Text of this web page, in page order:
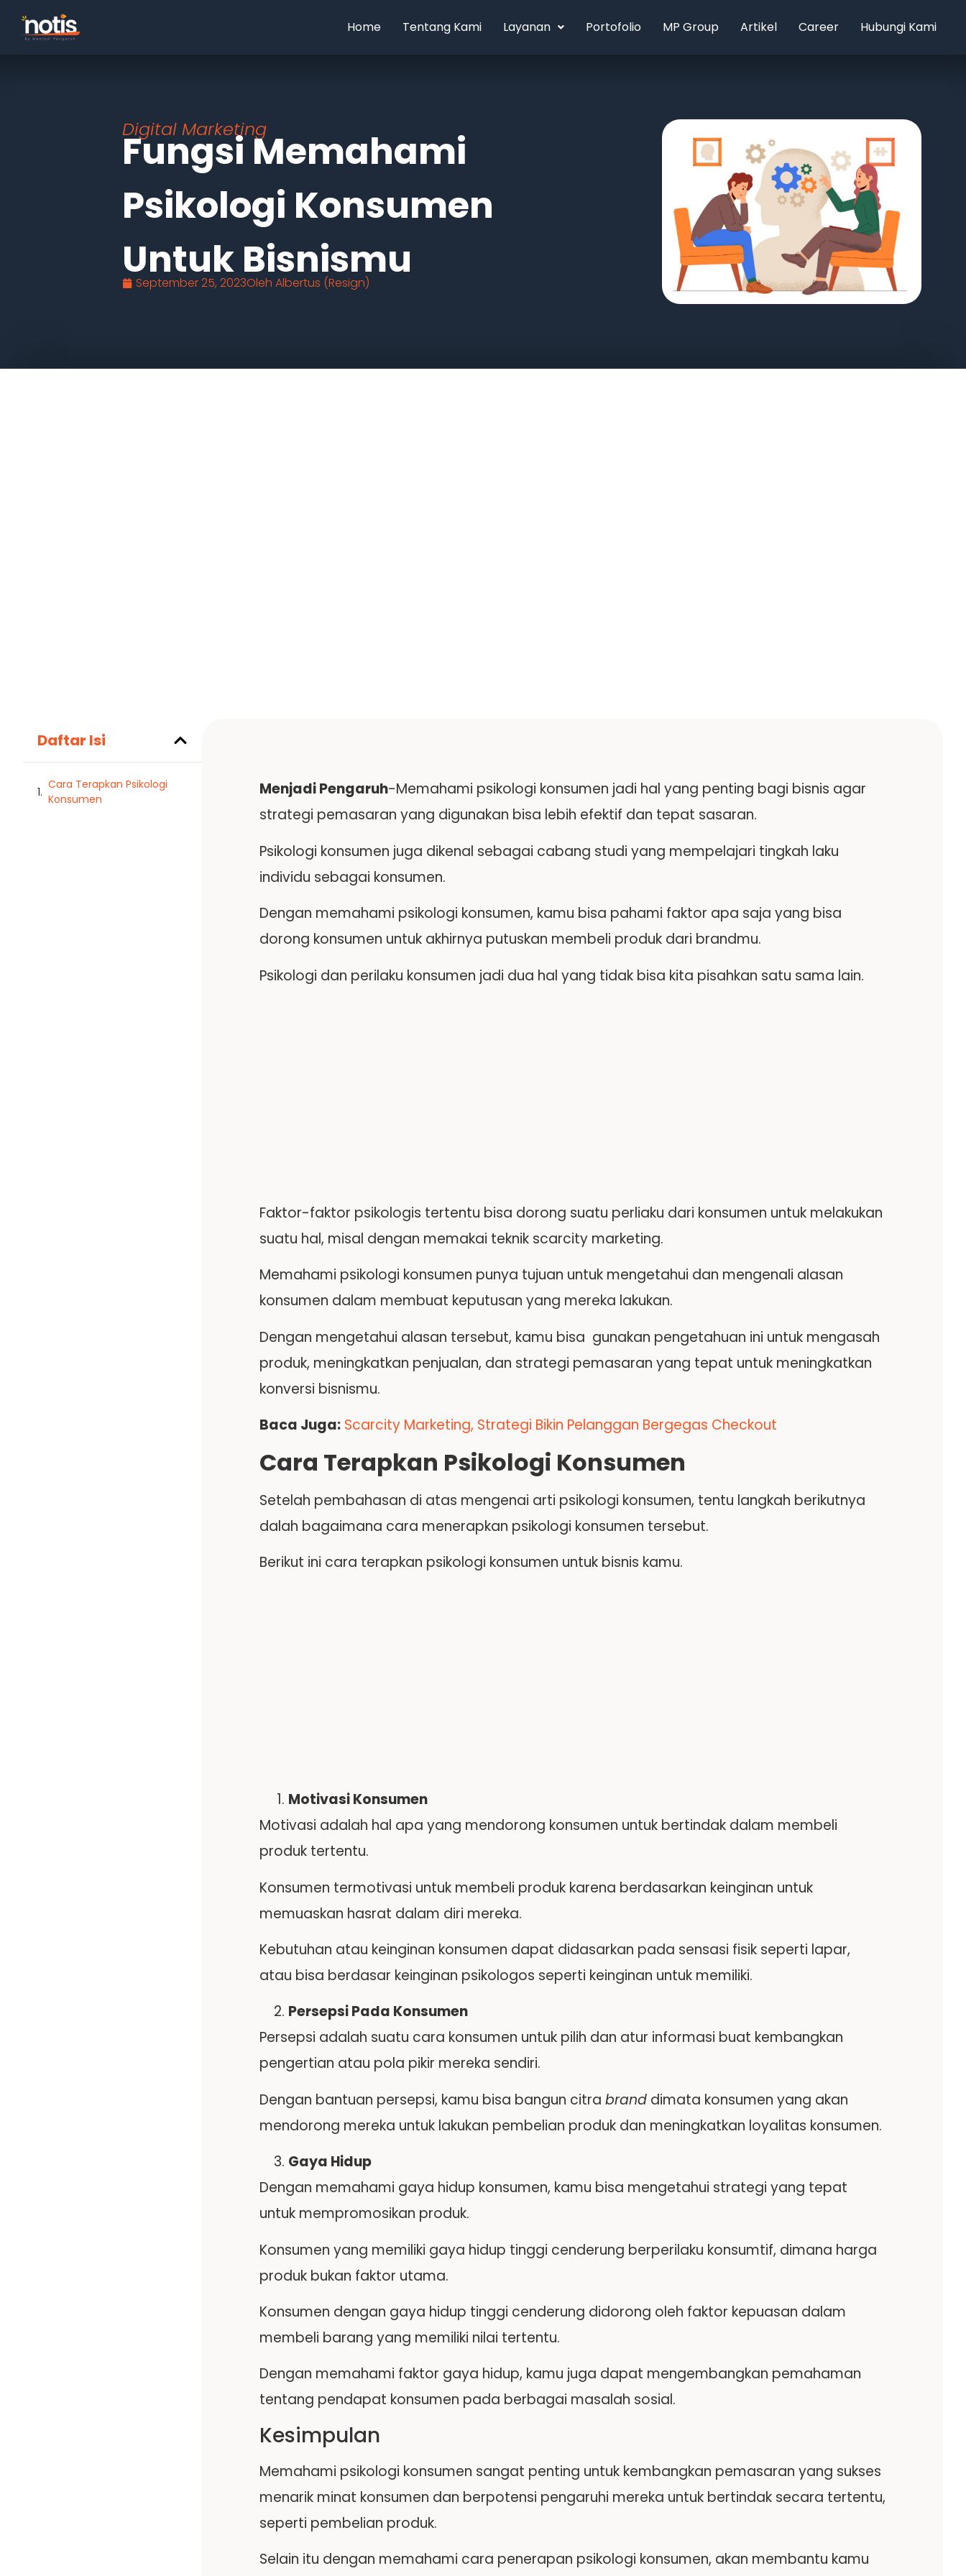
Home Tentang Kami Layanan Portofolio MP Group Artikel Career Hubungi Kami
Digital Marketing
Fungsi Memahami
Psikologi Konsumen
Untuk Bisnismu
September 25, 2023Oleh Albertus (Resign)
Daftar Isi
Cara Terapkan Psikologi
Konsumen
Menjadi Pengaruh-Memahami psikologi konsumen jadi hal yang penting bagi bisnis agar
strategi pemasaran yang digunakan bisa lebih efektif dan tepat sasaran.
Psikologi konsumen juga dikenal sebagai cabang studi yang mempelajari tingkah laku
individu sebagai konsumen.
Dengan memahami psikologi konsumen, kamu bisa pahami faktor apa saja yang bisa
dorong konsumen untuk akhirnya putuskan membeli produk dari brandmu.
Psikologi dan perilaku konsumen jadi dua hal yang tidak bisa kita pisahkan satu sama lain.
Faktor-faktor psikologis tertentu bisa dorong suatu perliaku dari konsumen untuk melakukan
suatu hal, misal dengan memakai teknik scarcity marketing.
Memahami psikologi konsumen punya tujuan untuk mengetahui dan mengenali alasan
konsumen dalam membuat keputusan yang mereka lakukan.
Dengan mengetahui alasan tersebut, kamu bisa gunakan pengetahuan ini untuk mengasah
produk, meningkatkan penjualan, dan strategi pemasaran yang tepat untuk meningkatkan
konversi bisnismu.
Baca Juga: Scarcity Marketing, Strategi Bikin Pelanggan Bergegas Checkout
Cara Terapkan Psikologi Konsumen
Setelah pembahasan di atas mengenai arti psikologi konsumen, tentu langkah berikutnya
dalah bagaimana cara menerapkan psikologi konsumen tersebut.
Berikut ini cara terapkan psikologi konsumen untuk bisnis kamu.
Motivasi Konsumen
Motivasi adalah hal apa yang mendorong konsumen untuk bertindak dalam membeli
produk tertentu.
Konsumen termotivasi untuk membeli produk karena berdasarkan keinginan untuk
memuaskan hasrat dalam diri mereka.
Kebutuhan atau keinginan konsumen dapat didasarkan pada sensasi fisik seperti lapar,
atau bisa berdasar keinginan psikologos seperti keinginan untuk memiliki.
Persepsi Pada Konsumen
Persepsi adalah suatu cara konsumen untuk pilih dan atur informasi buat kembangkan
pengertian atau pola pikir mereka sendiri.
Dengan bantuan persepsi, kamu bisa bangun citra branddimata konsumen yang akan
mendorong mereka untuk lakukan pembelian produk dan meningkatkan loyalitas konsumen.
Gaya Hidup
Dengan memahami gaya hidup konsumen, kamu bisa mengetahui strategi yang tepat
untuk mempromosikan produk.
Konsumen yang memiliki gaya hidup tinggi cenderung berperilaku konsumtif, dimana harga
produk bukan faktor utama.
Konsumen dengan gaya hidup tinggi cenderung didorong oleh faktor kepuasan dalam
membeli barang yang memiliki nilai tertentu.
Dengan memahami faktor gaya hidup, kamu juga dapat mengembangkan pemahaman
tentang pendapat konsumen pada berbagai masalah sosial.
Kesimpulan
Memahami psikologi konsumen sangat penting untuk kembangkan pemasaran yang sukses
menarik minat konsumen dan berpotensi pengaruhi mereka untuk bertindak secara tertentu,
seperti pembelian produk.
Selain itu dengan memahami cara penerapan psikologi konsumen, akan membantu kamu